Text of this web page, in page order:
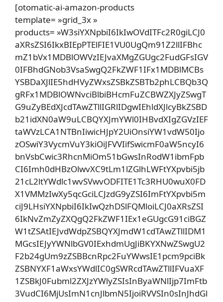
[otomatic-ai-amazon-products
template= »grid_3x »
products= »W3siYXNpbiI6IkIwOVdITFc2R0giLCJ0
aXRsZSI6IkxBIEpPTElFIE1VU0UgQm91Z2llIFBhc
mZ1bVx1MDBlOWVzIEJvaXMgZGUgc2FudGFsIGV
0IFBhdGNob3VsaSwgQ2FkZWF1IFx1MDBlMCBs
YSBDaXJlIE5hdHVyZWxsZSBkZSBTb2phLCBQb3Q
gRFx1MDBlOWNvciBlbiBHcmFuZCBWZXJyZSwgT
G9uZyBEdXJcdTAwZTllIGRlIDgwIEhldXJlcyBkZSBD
b21idXN0aW9uLCBQYXJmYWl0IHBvdXIgZGVzIEF
taWVzLCA1NTBnIiwicHJpY2UiOnsiYW1vdW50Ijo
zOSwiY3VycmVuY3kiOiJFVVIifSwicmF0aW5ncyI6
bnVsbCwic3RhcnMiOm51bGwsInRodW1ibmFpb
CI6Imh0dHBzOlwvXC9tLm1lZGlhLWFtYXpvbi5jb
21cL2ltYWdlc1wvSVwvODFITE1Tc3RHU0wuX0FD
X1VMMzIwXy5qcGciLCJzdG9yZSI6ImFtYXpvbi5m
ciJ9LHsiYXNpbiI6IkIwQzhDSlFQMloiLCJ0aXRsZSI
6IkNvZmZyZXQgQ2FkZWF1IEx1eGUgcG91ciBGZ
W1tZSAtIEJvdWdpZSBQYXJmdW1cdTAwZTllIDM1
MGcsIEJyYWNlbGV0IExhdmUgJiBKYXNwZSwgU2
F2b24gUm9zZSBBcnRpc2FuYWwsIE1pcm9pciBk
ZSBNYXF1aWxsYWdlIC0gSWRcdTAwZTllIFVuaXF
1ZSBkJ0Fubml2ZXJzYWlyZSIsInByaWNlIjp7ImFtb
3VudCI6MjUsImN1cnJlbmN5IjoiRVVSIn0sInJhdGl